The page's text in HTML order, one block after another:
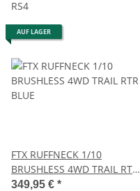
RS4
AUF LAGER
FTX RUFFNECK 1/10
BRUSHLESS 4WD TRAIL RTR -
BLUE
349,95 € *